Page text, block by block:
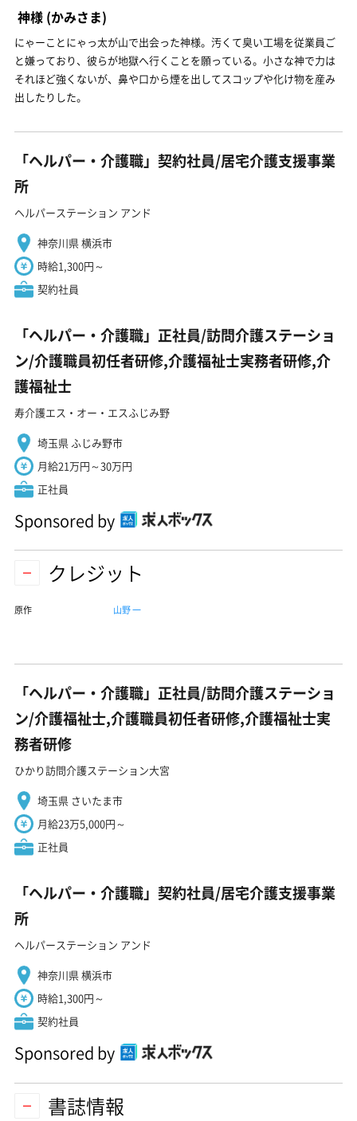
神様 (かみさま)
にゃーことにゃっ太が山で出会った神様。汚くて臭い工場を従業員ご
と嫌っており、彼らが地獄へ行くことを願っている。小さな神で力は
それほど強くないが、鼻や口から煙を出してスコップや化け物を産み
出したりした。
「ヘルパー・介護職」契約社員/居宅介護支援事業
所
ヘルパーステーション アンド
神奈川県 横浜市
時給1,300円～
契約社員
「ヘルパー・介護職」正社員/訪問介護ステーショ
ン/介護職員初任者研修,介護福祉士実務者研修,介
護福祉士
寿介護エス・オー・エスふじみ野
埼玉県 ふじみ野市
月給21万円～30万円
正社員
Sponsored by
クレジット
原作 山野 一
「ヘルパー・介護職」正社員/訪問介護ステーショ
ン/介護福祉士,介護職員初任者研修,介護福祉士実
務者研修
ひかり訪問介護ステーション大宮
埼玉県 さいたま市
月給23万5,000円～
正社員
「ヘルパー・介護職」契約社員/居宅介護支援事業
所
ヘルパーステーション アンド
神奈川県 横浜市
時給1,300円～
契約社員
Sponsored by
書誌情報